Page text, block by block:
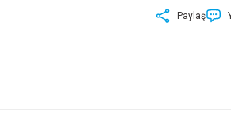
Paylaş